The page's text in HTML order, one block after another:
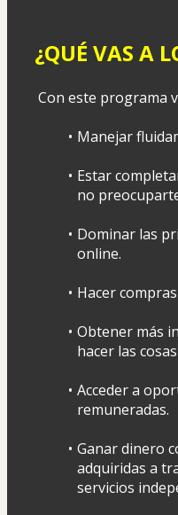
¿QUÉ VAS A
Con este programa
Manejar
Estar
no
Dominar las
online.
Hacer
Obtener más
hacer las
Acceder a
remuneradas.
Ganar dinero
adquiridas a
servicios